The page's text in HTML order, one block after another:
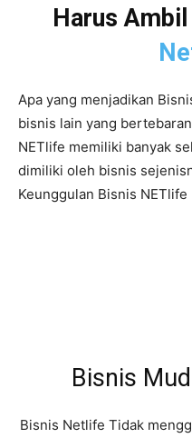
Harus Ambil
Apa yang menjadikan
bisnis lain yang
NETlife memiliki banyak
dimiliki oleh bisnis
Keunggulan Bisnis
Bisnis
Bisnis Netlife Tidak